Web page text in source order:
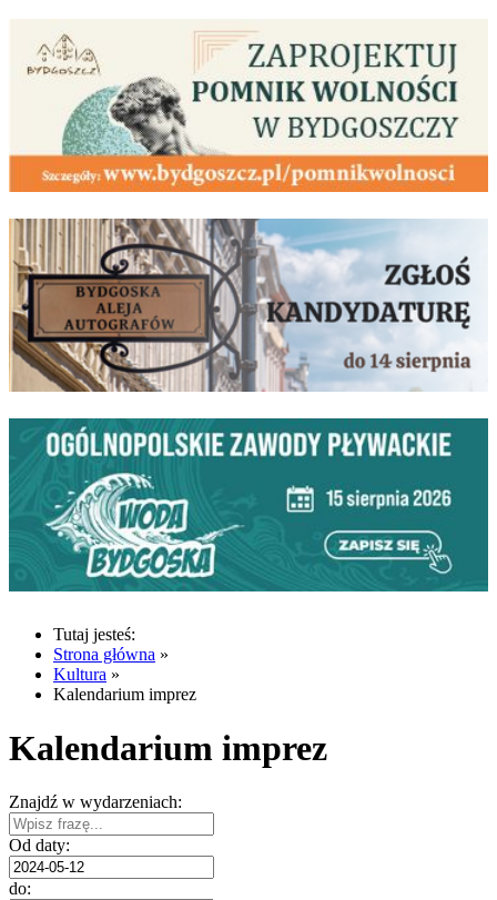
Tutaj jesteś:
Strona główna »
Kultura »
Kalendarium imprez
Kalendarium imprez
Znajdź w wydarzeniach:
Od daty:
do: